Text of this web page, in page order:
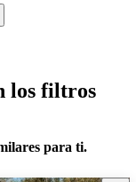
los filtros
para ti.